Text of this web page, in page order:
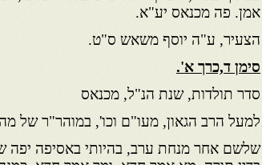
אמן. פה מכנאס יע"א.
הצעיר, ע"ה יוסף משאש ס"ט.
סימן ד,כרך א'.
סדר תולדות, שנת הנ"ל, מכנאס
למעל הרב הגאון, מעו"ם וכו', במוהר"ר של
שלשם אחר מנחת ערב, בהיותי באסיפה יפה